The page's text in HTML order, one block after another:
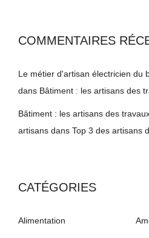
COMMENTAIRES
Le métier d'artisan électricien du
dans Bâtiment : les artisans des
Bâtiment : les artisans des
artisans dans Top 3 des artisans
CATÉGORIES
Alimentation